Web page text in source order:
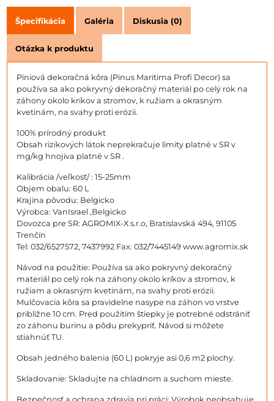
Špecifikácia Galéria Diskusia (0)
Otázka k produktu
Píniová dekoračná kôra (Pinus Maritima Profi Decor) sa
používa sa ako pokryvný dekoračný materiál po celý rok na
záhony okolo kríkov a stromov, k ružiam a okrasným
kvetinám, na svahy proti erózii.
100% prírodný produkt
Obsah rizikových látok neprekračuje limity platné v SR v
mg/kg hnojiva platné v SR .
Kalibrácia /veľkosť/ : 15-25mm
Objem obalu: 60 L
Krajina pôvodu: Belgicko
Výrobca: VanIsrael ,Belgicko
Dovozca pre SR: AGROMIX-X s.r.o, Bratislavská 494, 91105
Trenčín
Tel: 032/6527572, 7437992 Fax: 032/7445149 www.agromix.sk
Návod na použitie: Používa sa ako pokryvný dekoračný
materiál po celý rok na záhony okolo kríkov a stromov, k
ružiam a okrasným kvetinám, na svahy proti erózii.
Mulčovacia kôra sa pravidelne nasype na záhon vo vrstve
približne 10 cm. Pred použitím štiepky je potrebné odstrániť
zo záhonu burinu a pôdu prekypriť. Návod si môžete
stiahnúť TU.
Obsah jedného balenia (60 L) pokryje asi 0,6 m2 plochy.
Skladovanie: Skladujte na chladnom a suchom mieste.